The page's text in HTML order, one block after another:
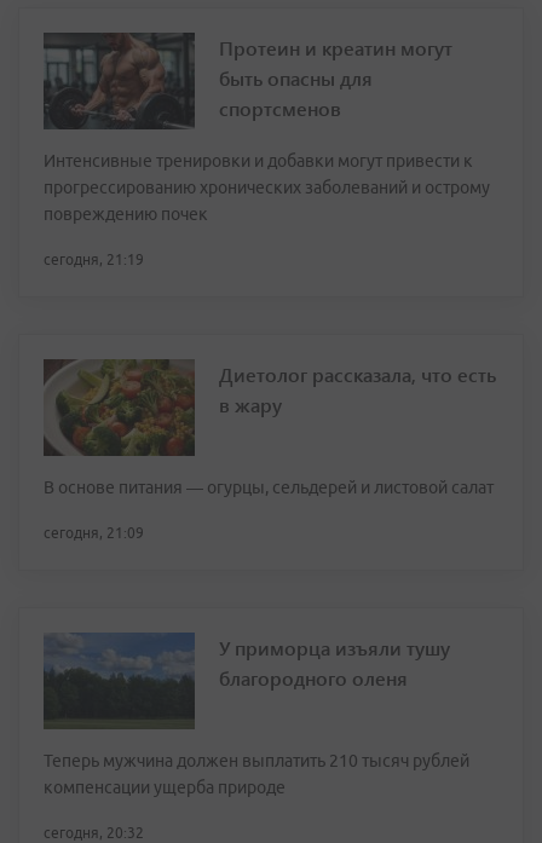
Протеин и креатин могут
быть опасны для
спортсменов
Интенсивные тренировки и добавки могут привести к
прогрессированию хронических заболеваний и острому
повреждению почек
сегодня, 21:19
Диетолог рассказала, что есть
в жару
В основе питания — огурцы, сельдерей и листовой салат
сегодня, 21:09
У приморца изъяли тушу
благородного оленя
Теперь мужчина должен выплатить 210 тысяч рублей
компенсации ущерба природе
сегодня, 20:32